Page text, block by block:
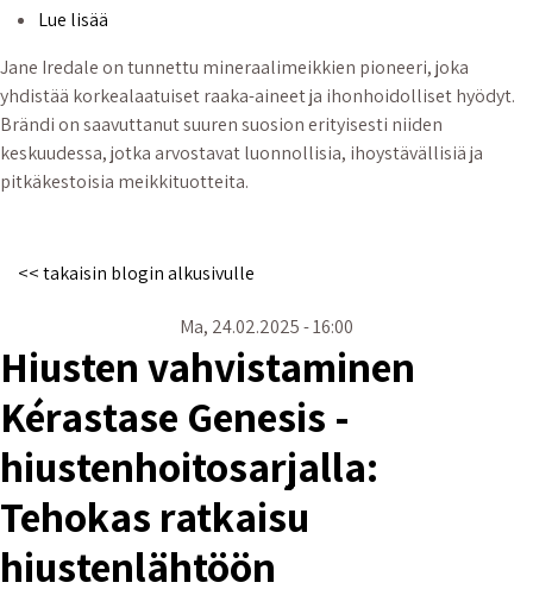
Lue lisää
Jane Iredale on tunnettu mineraalimeikkien pioneeri, joka
yhdistää korkealaatuiset raaka-aineet ja ihonhoidolliset hyödyt.
Brändi on saavuttanut suuren suosion erityisesti niiden
keskuudessa, jotka arvostavat luonnollisia, ihoystävällisiä ja
pitkäkestoisia meikkituotteita.
<< takaisin blogin alkusivulle
Ma, 24.02.2025 - 16:00
Hiusten vahvistaminen
Kérastase Genesis -
hiustenhoitosarjalla:
Tehokas ratkaisu
hiustenlähtöön